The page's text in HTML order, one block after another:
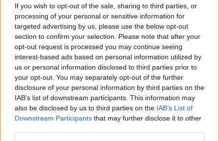
If you wish to opt-out of the sale, sharing to third parties, or
processing of your personal or sensitive information for
targeted advertising by us, please use the below opt-out
section to confirm your selection. Please note that after your
opt-out request is processed you may continue seeing
interest-based ads based on personal information utilized by
us or personal information disclosed to third parties prior to
your opt-out. You may separately opt-out of the further
disclosure of your personal information by third parties on the
IAB’s list of downstream participants. This information may
also be disclosed by us to third parties on the IAB’s List of
Downstream Participants that may further disclose it to other
védelmi miniszter.
A múzeum hét eleji megnyitásán a római
főrabbi, Riccardo Di Segni elismerésének
adott hangot a kezdeményezésért, és
kifejtette, Nardó a példája annak, hogy
megtörhetők az intolerancia ördögi körei.
Holokauszt